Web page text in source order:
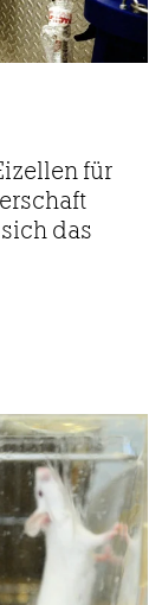
für
das